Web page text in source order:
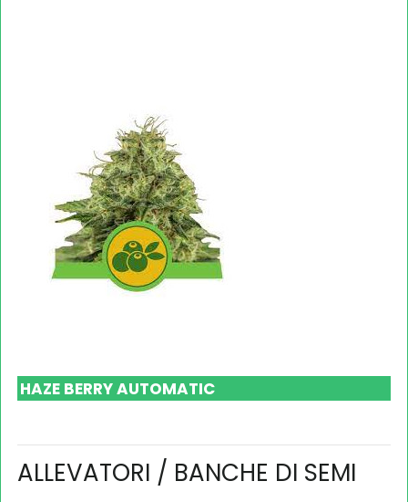
HAZE BERRY AUTOMATIC
ALLEVATORI / BANCHE DI SEMI